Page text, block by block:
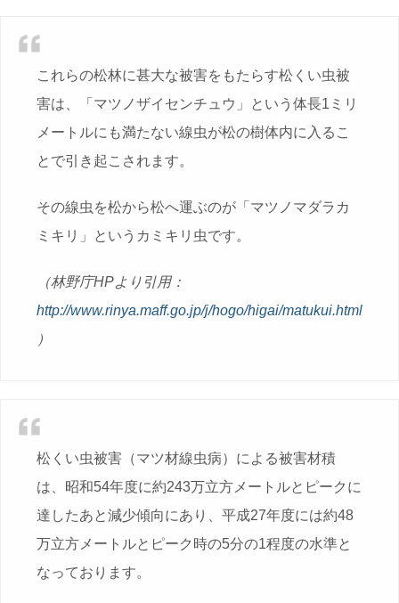
これらの松林に甚大な被害をもたらす松くい虫被
害は、「マツノザイセンチュウ」という体長1ミリ
メートルにも満たない線虫が松の樹体内に入るこ
とで引き起こされます。
その線虫を松から松へ運ぶのが「マツノマダラカ
ミキリ」というカミキリ虫です。
（林野庁HPより引用：
http://www.rinya.maff.go.jp/j/hogo/higai/matukui.html
）
松くい虫被害（マツ材線虫病）による被害材積
は、昭和54年度に約243万立方メートルとピークに
達したあと減少傾向にあり、平成27年度には約48
万立方メートルとピーク時の5分の1程度の水準と
なっております。